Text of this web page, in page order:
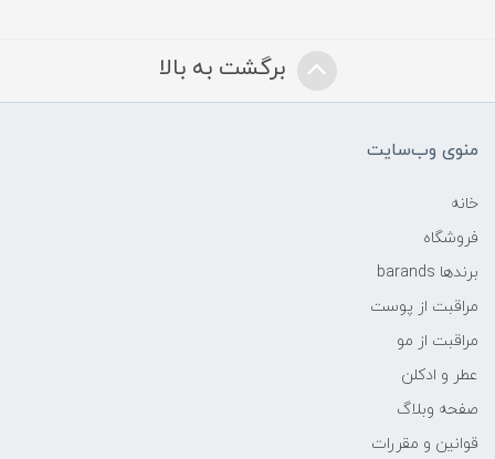
برگشت به بالا
منوی وب‌سایت
خانه
فروشگاه
برندها barands
مراقبت از پوست
مراقبت از مو
عطر و ادکلن
صفحه وبلاگ
قوانین و مقررات